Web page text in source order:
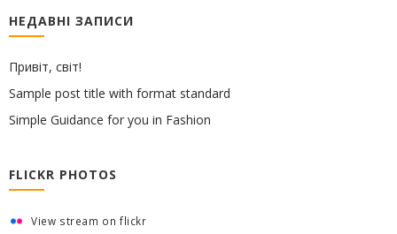
НЕДАВНІ ЗАПИСИ
Привіт, світ!
Sample post title with format standard
Simple Guidance for you in Fashion
FLICKR PHOTOS
View stream on flickr